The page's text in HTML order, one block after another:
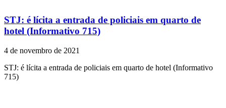
STJ: é lícita a entrada de policiais em quarto de
hotel (Informativo 715)
4 de novembro de 2021
STJ: é lícita a entrada de policiais em quarto de hotel (Informativo
715)